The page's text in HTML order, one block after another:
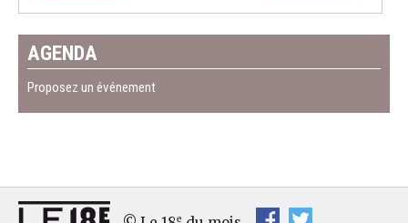
AGENDA
Proposez un événement
e